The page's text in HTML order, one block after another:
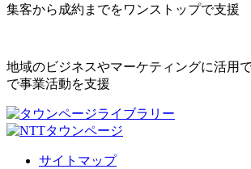
集客から成約までをワンストップで支援
地域のビジネスやマーケティングに活用
で事業活動を支援
サイトマップ